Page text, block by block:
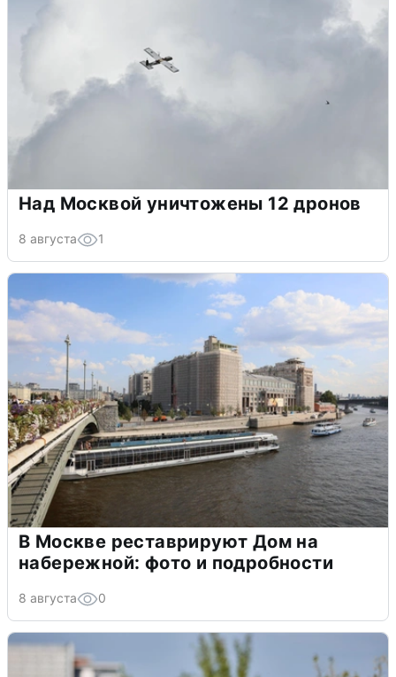
Над Москвой уничтожены 12 дронов
8 августа 1
В Москве реставрируют Дом на
набережной: фото и подробности
8 августа 0